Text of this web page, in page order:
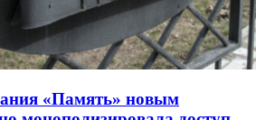
«Память» новым